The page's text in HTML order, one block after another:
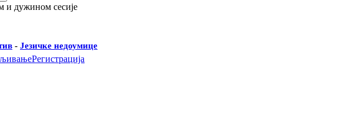
и дужином сесије
- Језичке недоумице
Регистрација